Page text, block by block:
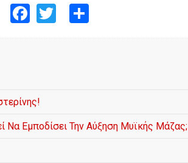
Facebook
Twitter
Εμποδίσει Την Αύξηση Μυϊκής Μάζας;